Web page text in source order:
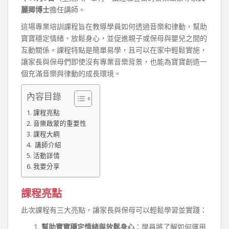
麗卿博士擔任講師。
這場專業培訓課程旨在教導學員如何透過音樂和律動，幫助
寶寶穩定情緒、放鬆身心，並促進親子或保母與嬰兒之間的
互動關係。課程特點是簡單易學，且可以在家中輕鬆實施，
讓家長與保母們即使沒有專業音樂背景，也能為寶寶創造一
個充滿音樂與律動的成長環境。
內容目錄
課程亮點
音樂啟蒙的重要性
課程大綱
‍ 講師介紹
活動詳情
我要分享
課程亮點
此次課程有三大亮點，讓家長與保母可以輕鬆學習並實踐：
幫助寶寶穩定情緒與放鬆身心 ：學員將了解如何運用